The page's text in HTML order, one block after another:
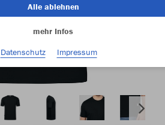
Alle ablehnen
mehr Infos
Datenschutz
Impressum